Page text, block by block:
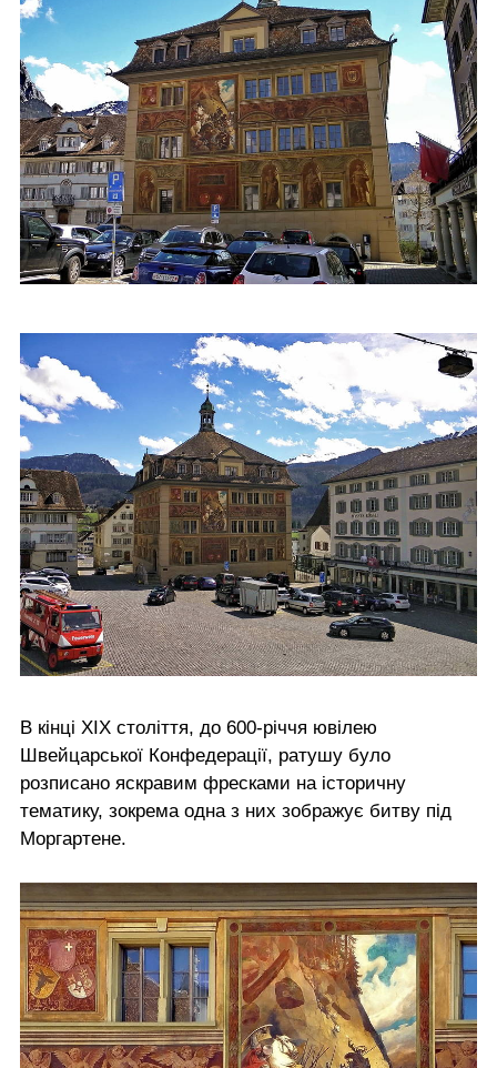
В кінці ХІХ століття, до 600-річчя ювілею
Швейцарської Конфедерації, ратушу було
розписано яскравим фресками на історичну
тематику, зокрема одна з них зображує битву під
Моргартене.